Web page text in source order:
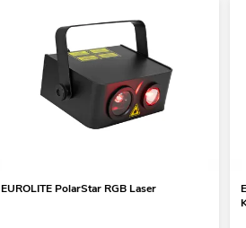
EUROLITE PolarStar RGB Laser